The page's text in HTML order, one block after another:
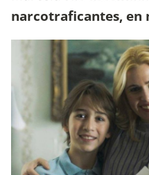
narcotraficantes,